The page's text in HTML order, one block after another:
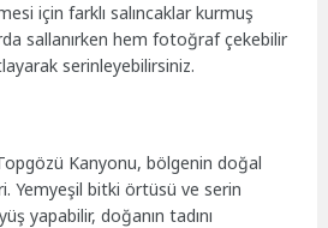
için farklı salıncaklar kurmuş
sallanırken hem fotoğraf çekebilir
serinleyebilirsiniz.
Kanyonu, bölgenin doğal
Yemyeşil bitki örtüsü ve serin
yapabilir, doğanın tadını